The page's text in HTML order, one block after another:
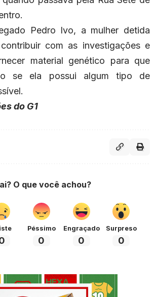
Pedro Ivo, a mulher detida
com as investigações e
material genético para que
se ela possui algum tipo de
do G1
O que você achou?
Péssimo
0
Engraçado
0
Surpreso
0